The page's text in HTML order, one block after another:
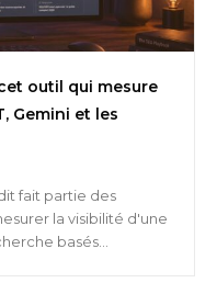
outil qui mesure
Gemini et les
fait partie des
la visibilité d'une
basés...